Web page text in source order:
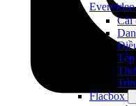
Evervideo
Cài
Tệp
Flacbox